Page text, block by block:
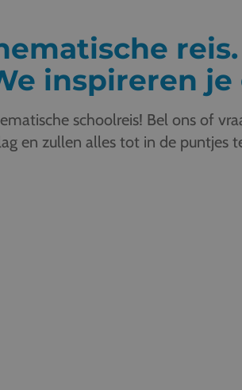
reis.
inspireren je
schoolreis! Bel ons of
en zullen alles tot in de puntjes